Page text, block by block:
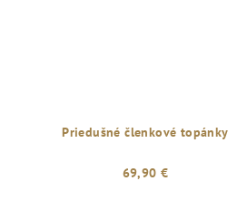
Priedušné členkové topánky
69,90 €